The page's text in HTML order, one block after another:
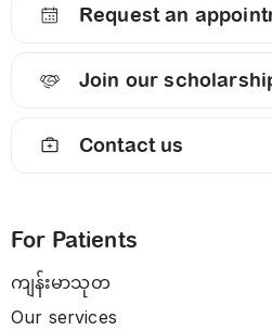
Request an
Join our
Contact us
For Patients
ကျန်းမာသုတ
Our services